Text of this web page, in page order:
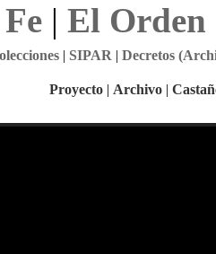
| El Orden
| SIPAR | Decretos
Proyecto | Archivo |